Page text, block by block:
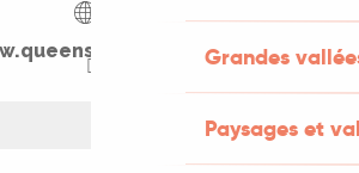
Grandes
Paysages et